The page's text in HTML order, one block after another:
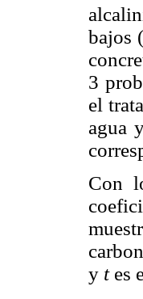
bajos
3
el
agua
Con
y tes